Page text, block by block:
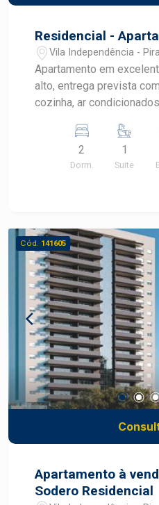
Residencial -
Vila Independência -
Apartamento em
alto, entrega prevista
cozinha, ar
Lazer completo
2
Dorm.
1
Suite
Cód. 141605
Apartamento à
Sodero Residencial